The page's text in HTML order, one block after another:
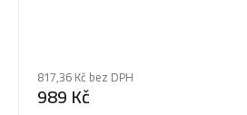
817,36 Kč bez DPH
989 Kč